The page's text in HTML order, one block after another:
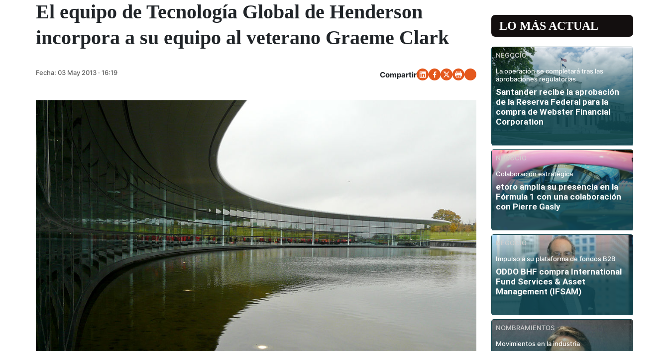
El equipo de Tecnología Global de Henderson
incorpora a su equipo al veterano Graeme Clark
Fecha: 03 May 2013 · 16:19 Compartir
LO MÁS ACTUAL
NEGOCIO
La operación se completará tras las
aprobaciones regulatorias
Santander recibe la aprobación
de la Reserva Federal para la
compra de Webster Financial
Corporation
NEGOCIO
Colaboración estratégica
etoro amplía su presencia en la
Fórmula 1 con una colaboración
con Pierre Gasly
NEGOCIO
Impulso a su plataforma de fondos B2B
ODDO BHF compra International
Fund Services & Asset
Management (IFSAM)
NOMBRAMIENTOS
Movimientos en la industria